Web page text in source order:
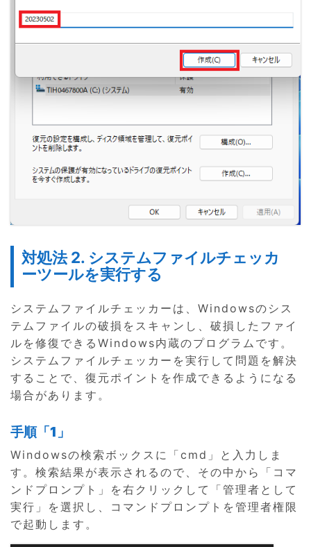
対処法 2. システムファイルチェッカ
ーツールを実行する
システムファイルチェッカーは、Windowsのシス
テムファイルの破損をスキャンし、破損したファイ
ルを修復できるWindows内蔵のプログラムです。
システムファイルチェッカーを実行して問題を解決
することで、復元ポイントを作成できるようになる
場合があります。
手順「1」
Windowsの検索ボックスに「cmd」と入力しま
す。検索結果が表示されるので、その中から「コマ
ンドプロンプト」を右クリックして「管理者として
実行」を選択し、コマンドプロンプトを管理者権限
で起動します。